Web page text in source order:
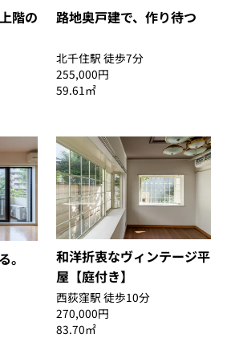
階の
路地奥戸建で、作り待つ
北千住駅 徒歩7分
255,000円
59.61㎡
。
和洋折衷なヴィンテージ平
屋【庭付き】
西荻窪駅 徒歩10分
270,000円
83.70㎡